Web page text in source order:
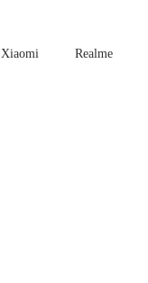
Xiaomi Realme